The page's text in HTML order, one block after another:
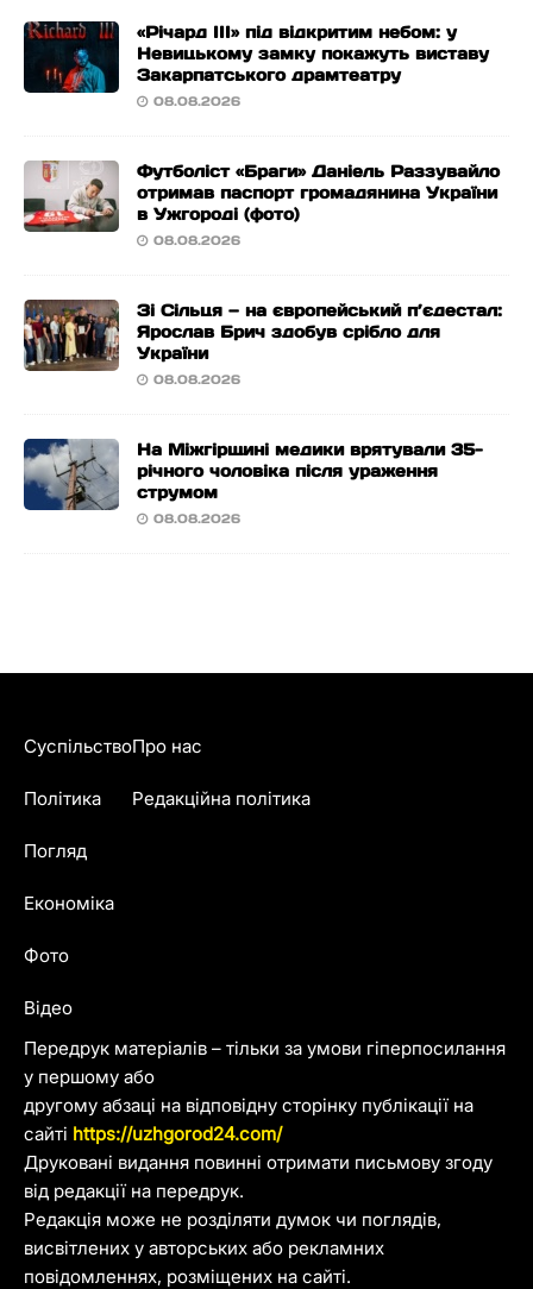
«Річард ІІІ» під відкритим небом: у
Невицькому замку покажуть виставу
Закарпатського драмтеатру
08.08.2026
Футболіст «Браги» Даніель Раззувайло
отримав паспорт громадянина України
в Ужгороді (фото)
08.08.2026
Зі Сільця — на європейський п’єдестал:
Ярослав Брич здобув срібло для
України
08.08.2026
На Міжгірщині медики врятували 35-
річного чоловіка після ураження
струмом
08.08.2026
Передрук матеріалів – тільки за умови гіперпосилання
у першому або
другому абзаці на відповідну сторінку публікації на
сайті https://uzhgorod24.com/
Друковані видання повинні отримати письмову згоду
від редакції на передрук.
Редакція може не розділяти думок чи поглядів,
висвітлених у авторських або рекламних
повідомленнях, розміщених на сайті.
Суспільство
Політика
Погляд
Економіка
Фото
Відео
Про нас
Редакційна політика